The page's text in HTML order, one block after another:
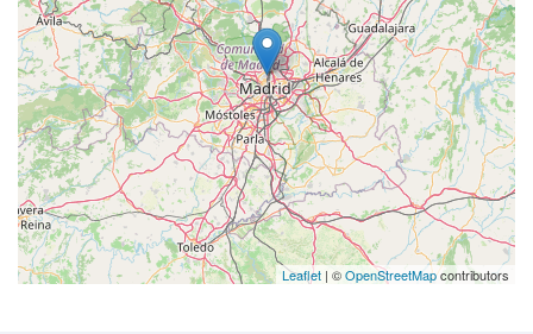
Leaflet | ©OpenStreetMapcontributors